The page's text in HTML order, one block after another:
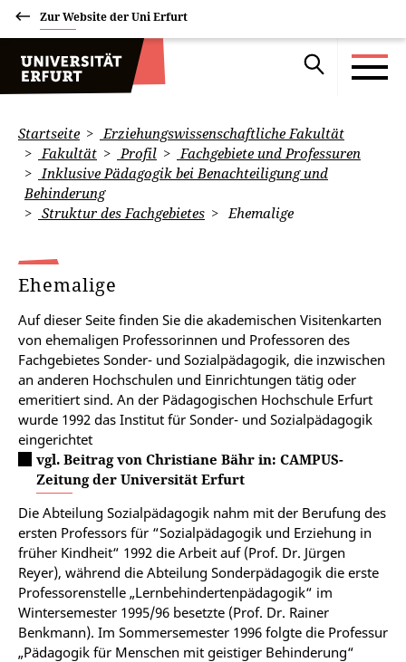
Zur Website der Uni Erfurt
Startseite
Erziehungswissenschaftliche Fakultät
Fakultät
Profil
Fachgebiete und Professuren
Inklusive Pädagogik bei Benachteiligung und
Behinderung
Struktur des Fachgebietes
Ehemalige
Ehemalige
Auf dieser Seite finden Sie die akademischen Visitenkarten
von ehemaligen Professorinnen und Professoren des
Fachgebietes Sonder- und Sozialpädagogik, die inzwischen
an anderen Hochschulen und Einrichtungen tätig oder
emeritiert sind. An der Pädagogischen Hochschule Erfurt
wurde 1992 das Institut für Sonder- und Sozialpädagogik
eingerichtet
vgl. Beitrag von Christiane Bähr in: CAMPUS-
Zeitung der Universität Erfurt
Die Abteilung Sozialpädagogik nahm mit der Berufung des
ersten Professors für “Sozialpädagogik und Erziehung in
früher Kindheit“ 1992 die Arbeit auf (Prof. Dr. Jürgen
Reyer), während die Abteilung Sonderpädagogik die erste
Professorenstelle „Lernbehindertenpädagogik“ im
Wintersemester 1995/96 besetzte (Prof. Dr. Rainer
Benkmann). Im Sommersemester 1996 folgte die Professur
„Pädagogik für Menschen mit geistiger Behinderung“